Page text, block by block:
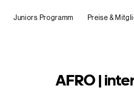
Juniors Programm Preise &
AFRO |